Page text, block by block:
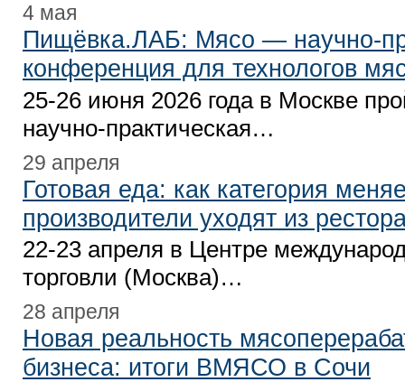
4 мая
Пищёвка.ЛАБ: Мясо — научно-
конференция для технологов
25-26 июня 2026 года в Москве
научно-практическая…
29 апреля
Готовая еда: как категория
производители уходят из
22-23 апреля в Центре
торговли (Москва)…
28 апреля
Новая реальность
бизнеса: итоги ВМЯСО в Сочи